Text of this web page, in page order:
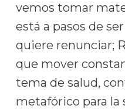
vemos tomar
está a pasos de
quiere renunciar;
que mover
tema de salud,
metafórico para la